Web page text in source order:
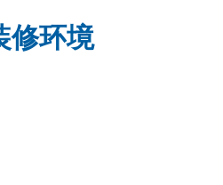
环境